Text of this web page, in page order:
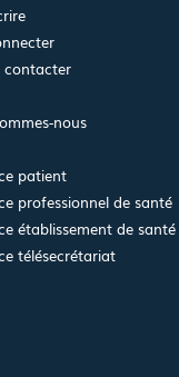
contacter
nous
patient
professionnel de santé
établissement de santé
télésecrétariat